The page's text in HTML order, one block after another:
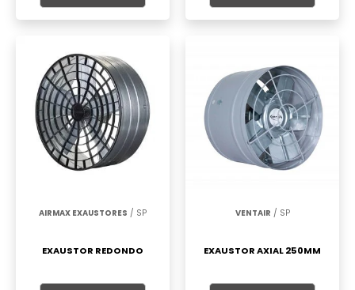
AIRMAX EXAUSTORES / SP
EXAUSTOR REDONDO
VENTAIR / SP
EXAUSTOR AXIAL 250MM